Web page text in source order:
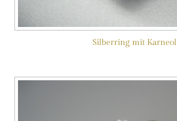
Silberring mit Karneol